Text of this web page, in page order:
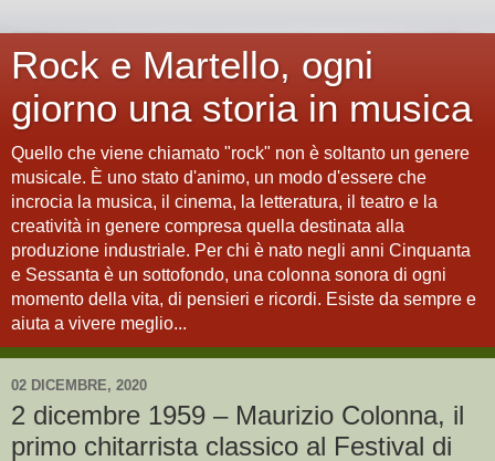
Rock e Martello, ogni
giorno una storia in musica
Quello che viene chiamato "rock" non è soltanto un genere
musicale. È uno stato d'animo, un modo d'essere che
incrocia la musica, il cinema, la letteratura, il teatro e la
creatività in genere compresa quella destinata alla
produzione industriale. Per chi è nato negli anni Cinquanta
e Sessanta è un sottofondo, una colonna sonora di ogni
momento della vita, di pensieri e ricordi. Esiste da sempre e
aiuta a vivere meglio...
02 DICEMBRE, 2020
2 dicembre 1959 – Maurizio Colonna, il
primo chitarrista classico al Festival di